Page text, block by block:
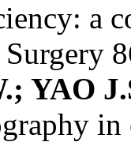
a
Surgery
YAO